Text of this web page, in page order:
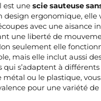
est une scie sauteuse
design ergonomique, elle
avec une aisance
une liberté de
seulement elle
mais elle inclut aussi
qui s’adaptent à
métal ou le plastique,
pour une variété de